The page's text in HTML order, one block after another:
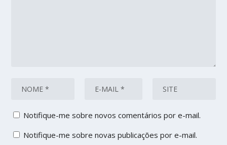
Notifique-me sobre novos comentários por e-mail.
Notifique-me sobre novas publicações por e-mail.